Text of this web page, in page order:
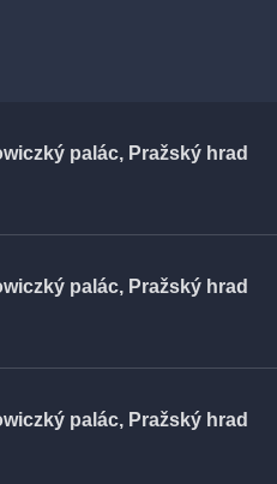
palác, Pražský hrad
palác, Pražský hrad
palác, Pražský hrad